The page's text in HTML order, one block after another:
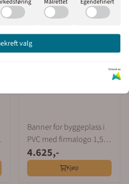
Banner for byggeplass i
PVC med firmalogo 1,5 x
4 m
4.625,-
Kjøp
valg
Drevet av